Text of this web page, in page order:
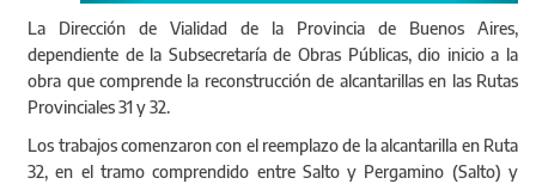
La Dirección de Vialidad de la Provincia de Buenos Aires,
dependiente de la Subsecretaría de Obras Públicas, dio inicio a la
obra que comprende la reconstrucción de alcantarillas en las Rutas
Provinciales 31 y 32.
Los trabajos comenzaron con el reemplazo de la alcantarilla en Ruta
32, en el tramo comprendido entre Salto y Pergamino (Salto) y